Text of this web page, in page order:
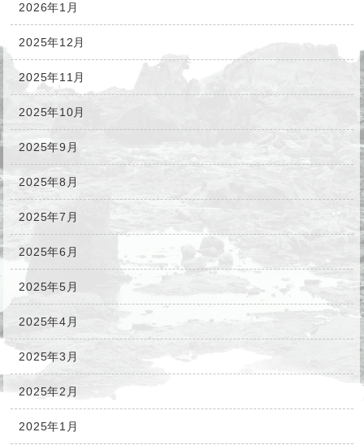
2026年1月
2025年12月
2025年11月
2025年10月
2025年9月
2025年8月
2025年7月
2025年6月
2025年5月
2025年4月
2025年3月
2025年2月
2025年1月